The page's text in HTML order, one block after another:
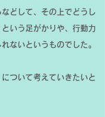
どして、その上でどうし
いう足がかりや、行動力
ないというものでした。
ついて考えていきたいと